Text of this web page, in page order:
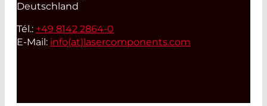
Deutschland
Tél.: +49 8142 2864-0
E-Mail: info(at) lasercomponents.com